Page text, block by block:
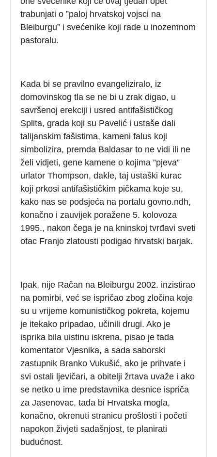
trabunjati o ”paloj hrvatskoj vojsci na
Bleiburgu” i svećenike koji rade u inozemnom
pastoralu.
Kada bi se pravilno evangeliziralo, iz
domovinskog tla se ne bi u zrak digao, u
savršenoj erekciji i usred antifašističkog
Splita, grada koji su Pavelić i ustaše dali
talijanskim fašistima, kameni falus koji
simbolizira, premda Baldasar to ne vidi ili ne
želi vidjeti, gene kamene o kojima ”pjeva”
urlator Thompson, dakle, taj ustaški kurac
koji prkosi antifašističkim pičkama koje su,
kako nas se podsjeća na portalu govno.ndh,
konačno i zauvijek poražene 5. kolovoza
1995., nakon čega je na kninskoj tvrđavi sveti
otac Franjo zlatousti podigao hrvatski barjak.
Ipak, nije Račan na Bleiburgu 2002. inzistirao
na pomirbi, već se ispričao zbog zločina koje
su u vrijeme komunističkog pokreta, kojemu
je itekako pripadao, učinili drugi. Ako je
isprika bila uistinu iskrena, pisao je tada
komentator Vjesnika, a sada saborski
zastupnik Branko Vukušić, ako je prihvate i
svi ostali ljevičari, a obitelji žrtava uvaže i ako
se netko u ime predstavnika desnice ispriča
za Jasenovac, tada bi Hrvatska mogla,
konačno, okrenuti stranicu prošlosti i početi
napokon živjeti sadašnjost, te planirati
budućnost.